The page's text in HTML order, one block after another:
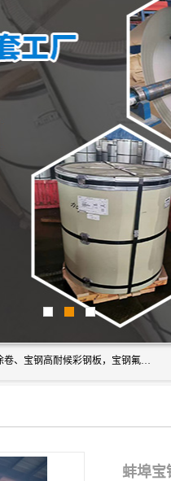
上海轩本实业有限公司主营产品：宝钢彩钢板、宝钢彩钢卷、宝钢彩涂板、宝钢彩涂卷、宝钢高耐候彩钢板，宝钢氟碳彩钢板。是一家集钢铁贸易，物流、加工为一体的产业全配套公司。
蚌埠宝